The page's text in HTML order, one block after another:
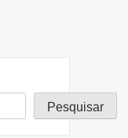
Pesquisar